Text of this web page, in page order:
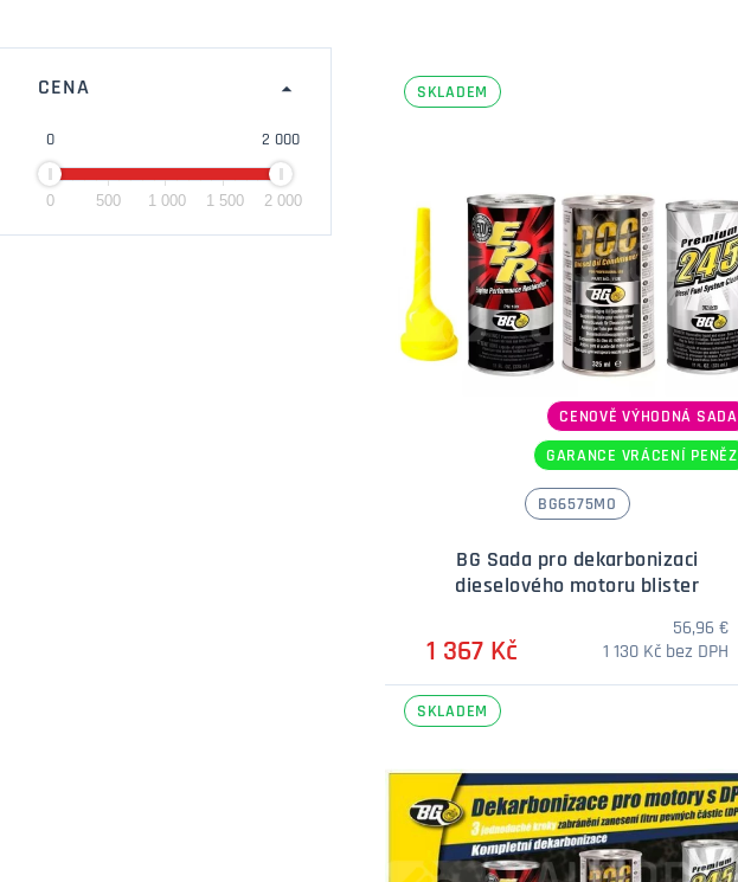
CENA
0 2 000
0 500 1 000 1 500 2 000
SKLADEM
CENOVĚ VÝHODNÁ SADA
GARANCE VRÁCENÍ PENĚZ
BG6575MO
BG Sada pro dekarbonizaci
dieselového motoru blister
1 367 Kč
56,96 €
1 130 Kč bez DPH
SKLADEM